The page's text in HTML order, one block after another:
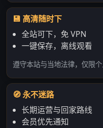
💾 高清随时下
全站可下，免 VPN
一键保存，离线观看
遵守本站与当地法律，仅限个
🧭 永不迷路
长期运营与回家路线
会员优先通知